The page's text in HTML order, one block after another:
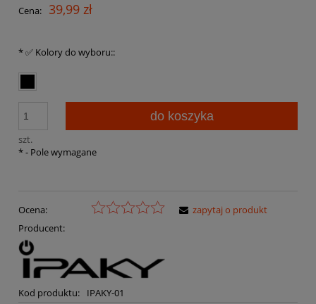
Cena: 39,99 zł
*✅ Kolory do wyboru::
szt.
do koszyka
*- Pole wymagane
Ocena:
Producent:
Kod produktu: IPAKY-01
zapytaj o produkt